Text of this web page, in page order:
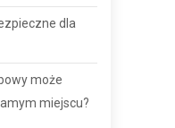
dla
może
miejscu?